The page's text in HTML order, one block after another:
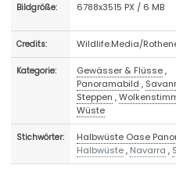
Bildgröße: 6788x3515 PX / 6 MB
Credits: Wildlife.Media/
Kategorie: Gewässer & Flüsse,
Panoramabild ,
Steppen ,
Wüste
Stichwörter: Halbwüste Oase
Halbwüste, Navarra ,